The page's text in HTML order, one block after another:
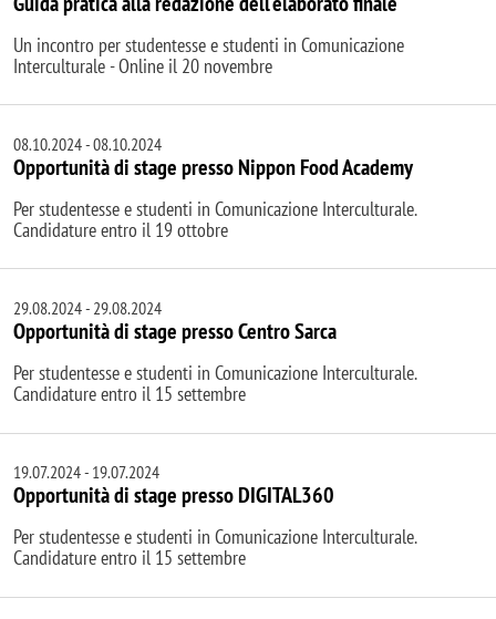
Un incontro per studentesse e studenti in Comunicazione
Interculturale - Online il 20 novembre
08.10.2024-08.10.2024
Opportunità di stage presso Nippon Food Academy
Per studentesse e studenti in Comunicazione Interculturale.
Candidature entro il 19 ottobre
29.08.2024- 29.08.2024
Opportunità di stage presso Centro Sarca
Per studentesse e studenti in Comunicazione Interculturale.
Candidature entro il 15 settembre
19.07.2024- 19.07.2024
Opportunità di stage presso DIGITAL360
Per studentesse e studenti in Comunicazione Interculturale.
Candidature entro il 15 settembre